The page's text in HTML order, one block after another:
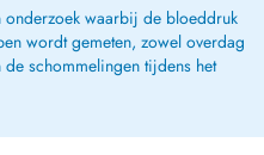
onderzoek waarbij de bloeddruk
wordt gemeten, zowel overdag
schommelingen tijdens het